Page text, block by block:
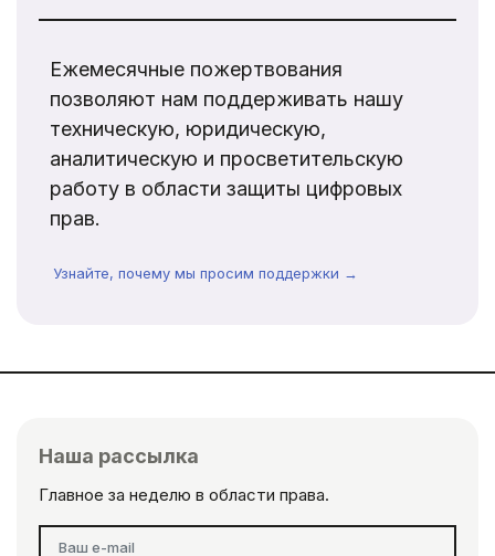
Ежемесячные пожертвования
позволяют нам поддерживать нашу
техническую, юридическую,
аналитическую и просветительскую
работу в области защиты цифровых
прав.
Узнайте, почему мы просим поддержки →
Наша рассылка
Главное за неделю в области права.